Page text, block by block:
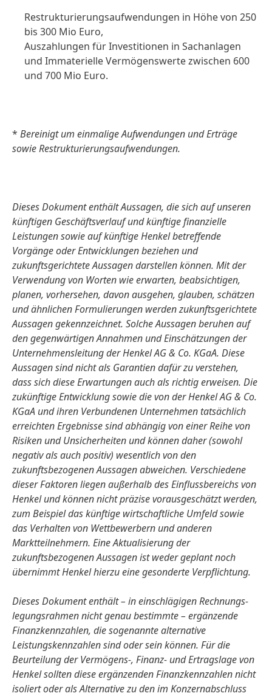
Restrukturierungsaufwendungen in Höhe von 250
bis 300 Mio Euro,
Auszahlungen für Investitionen in Sachanlagen
und Immaterielle Vermögenswerte zwischen 600
und 700 Mio Euro.
* Bereinigt um einmalige Aufwendungen und Erträge
sowie Restrukturierungsaufwendungen.
Dieses Dokument enthält Aussagen, die sich auf unseren
künftigen Geschäftsverlauf und künftige finanzielle
Leistungen sowie auf künftige Henkel betreffende
Vorgänge oder Entwicklungen beziehen und
zukunftsgerichtete Aussagen darstellen können. Mit der
Verwendung von Worten wie erwarten, beabsichtigen,
planen, vorhersehen, davon ausgehen, glauben, schätzen
und ähnlichen Formulierungen werden zukunftsgerichtete
Aussagen gekennzeichnet. Solche Aussagen beruhen auf
den gegenwärtigen Annahmen und Einschätzungen der
Unternehmensleitung der Henkel AG & Co. KGaA. Diese
Aussagen sind nicht als Garantien dafür zu verstehen,
dass sich diese Erwartungen auch als richtig erweisen. Die
zukünftige Entwicklung sowie die von der Henkel AG & Co.
KGaA und ihren Verbundenen Unternehmen tatsächlich
erreichten Ergebnisse sind abhängig von einer Reihe von
Risiken und Unsicherheiten und können daher(sowohl
negativ als auch positiv) wesentlich von den
zukunftsbezogenen Aussagen abweichen. Verschiedene
dieser Faktoren liegen außerhalb des Einflussbereichs von
Henkel und können nicht präzise vorausgeschätzt werden,
zum Beispiel das künftige wirtschaftliche Umfeld sowie
das Verhalten von Wettbewerbern und anderen
Marktteilnehmern. Eine Aktualisierung der
zukunftsbezogenen Aussagen ist weder geplant noch
übernimmt Henkel hierzu eine gesonderte Verpflichtung.
Dieses Dokument enthält – in einschlägigen Rechnungs­
legungsrahmen nicht genau bestimmte – ergänzende
Finanzkennzahlen, die sogenannte alternative
Leistungskennzahlen sind oder sein können. Für die
Beurteilung der Vermögens-, Finanz- und Ertragslage von
Henkel sollten diese ergänzenden Finanzkennzahlen nicht
isoliert oder als Alternative zu den im Konzernabschluss